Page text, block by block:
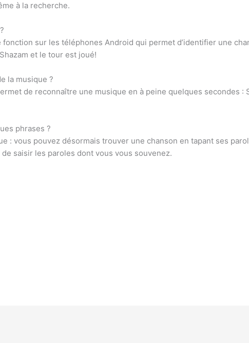
à la recherche.
fonction sur les téléphones Android qui permet d’identifier une
et le tour est joué!
la musique ?
de reconnaître une musique en à peine quelques secondes :
phrases ?
: vous pouvez désormais trouver une chanson en tapant ses
saisir les paroles dont vous vous souvenez.